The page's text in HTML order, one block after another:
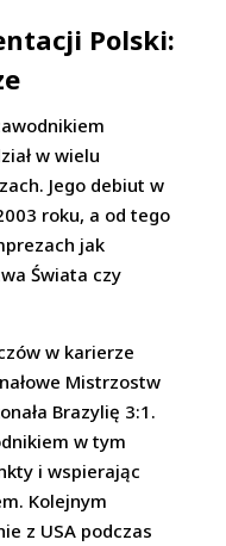
Polski:
w wielu
Jego debiut w
roku, a od tego
jak
Świata czy
w karierze
Mistrzostw
Brazylię 3:1.
w tym
i wspierając
Kolejnym
z USA podczas